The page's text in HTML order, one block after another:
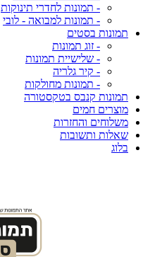
- תמונות לחדרי תינוקות
- תמונות למבואה - לובי
תמונות בסטים
- זוג תמונות
- שלישיית תמונות
- קיר גלריה
- תמונות מחולקות
תמונות קנבס בטקסטורה
מוצרים חמים
משלוחים והחזרות
שאלות ותשובות
בלוג